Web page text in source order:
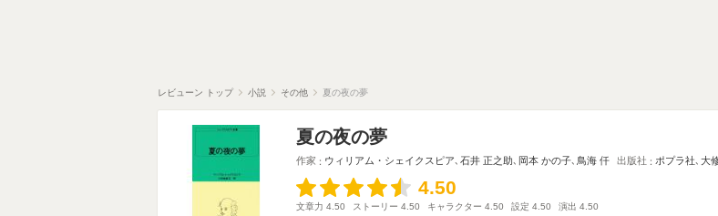
レビューン トップ 小説 その他 夏の夜の夢
夏の夜の夢
作家 ウィリアム・シェイクスピア､ 石井 正之助､ 岡本 かの子､ 鳥海 仟 出版社 ポプラ社､ 大
4.50
4.50
文章力 4.50 ストーリー 4.50 キャラクター 4.50 設定 4.50 演出 4.50